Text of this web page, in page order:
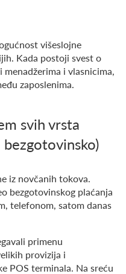
višeslojne
Kada postoji svest o
i vlasnicima,
zaposlenima.
svih vrsta
iz novčanih tokova.
bezgotovinskog plaćanja
telefonom, satom danas
primenu
provizija i
POS terminala. Na sreću